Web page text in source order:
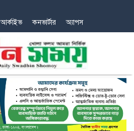
আর্কাইভ কনভার্টার অ্যাপস